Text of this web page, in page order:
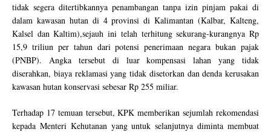
tidak segera ditertibkannya penambangan tanpa izin pinjam pakai di
dalam kawasan hutan di 4 provinsi di Kalimantan (Kalbar, Kalteng,
Kalsel dan Kaltim),sejauh ini telah terhitung sekurang-kurangnya Rp
15,9 triliun per tahun dari potensi penerimaan negara bukan pajak
(PNBP). Angka tersebut di luar kompensasi lahan yang tidak
diserahkan, biaya reklamasi yang tidak disetorkan dan denda kerusakan
kawasan hutan konservasi sebesar Rp 255 miliar.
Terhadap 17 temuan tersebut, KPK memberikan sejumlah rekomendasi
kepada Menteri Kehutanan yang untuk selanjutnya diminta membuat